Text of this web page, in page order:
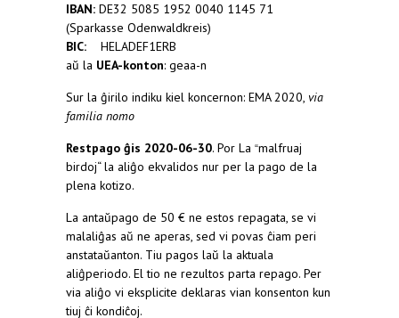
IBAN: DE32 5085 1952 0040 1145 71
(Sparkasse Odenwaldkreis)
BIC: HELADEF1ERB
aŭ la UEA-konton: geaa-n
Sur la ĝirilo indiku kiel koncernon: EMA 2020, via
familia nomo
Restpago ĝis 2020-06-30. Por La “malfruaj
birdoj“ la aliĝo ekvalidos nur per la pago de la
plena kotizo.
La antaŭpago de 50 € ne estos repagata, se vi
malaliĝas aŭ ne aperas, sed vi povas ĉiam peri
anstataŭanton. Tiu pagos laŭ la aktuala
aliĝperiodo. El tio ne rezultos parta repago. Per
via aliĝo vi eksplicite deklaras vian konsenton kun
tiuj ĉi kondiĉoj.